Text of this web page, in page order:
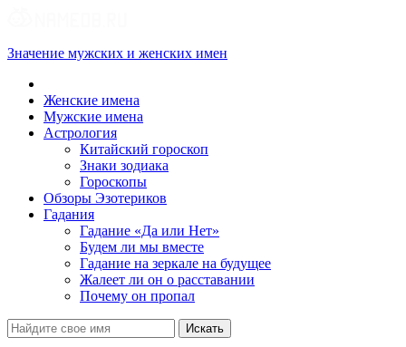
Значение мужских и женских имен
Женские имена
Мужские имена
Астрология
Китайский гороскоп
Знаки зодиака
Гороскопы
Обзоры Эзотериков
Гадания
Гадание «Да или Нет»
Будем ли мы вместе
Гадание на зеркале на будущее
Жалеет ли он о расставании
Почему он пропал